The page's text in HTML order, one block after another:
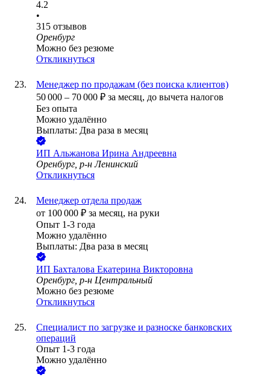
4.2
•
315 отзывов
Оренбург
Можно без резюме
Откликнуться
Менеджер по продажам (без поиска клиентов)
50 000 – 70 000 ₽ за месяц, до вычета налогов
Без опыта
Можно удалённо
Выплаты: Два раза в месяц
ИП Альжанова Ирина Андреевна
Оренбург, р-н Ленинский
Откликнуться
Менеджер отдела продаж
от 100 000 ₽ за месяц, на руки
Опыт 1-3 года
Можно удалённо
Выплаты: Два раза в месяц
ИП Бахталова Екатерина Викторовна
Оренбург, р-н Центральный
Можно без резюме
Откликнуться
Специалист по загрузке и разноске банковских
операций
Опыт 1-3 года
Можно удалённо